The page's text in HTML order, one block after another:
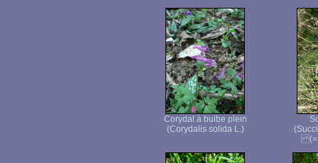
Corydal à bulbe plein
(Corydalis solida L.)